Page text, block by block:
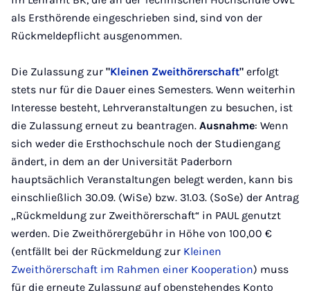
als Ersthörende eingeschrieben sind, sind von der
Rückmeldepflicht ausgenommen.
Die Zulassung zur "Kleinen Zweithörerschaft" erfolgt
stets nur für die Dauer eines Semesters. Wenn weiterhin
Interesse besteht, Lehrveranstaltungen zu besuchen, ist
die Zulassung erneut zu beantragen. Ausnahme: Wenn
sich weder die Ersthochschule noch der Studiengang
ändert, in dem an der Universität Paderborn
hauptsächlich Veranstaltungen belegt werden, kann bis
einschließlich 30.09. (WiSe) bzw. 31.03. (SoSe) der Antrag
„Rückmeldung zur Zweithörerschaft“ in PAUL genutzt
werden. Die Zweithörergebühr in Höhe von 100,00 €
(entfällt bei der Rückmeldung zur Kleinen
Zweithörerschaft im Rahmen einer Kooperation) muss
für die erneute Zulassung auf obenstehendes Konto